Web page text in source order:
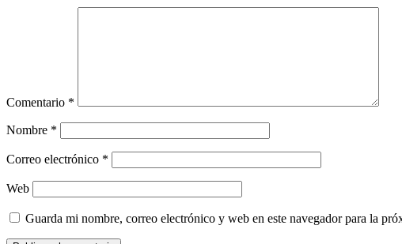
Comentario *
Nombre *
Correo electrónico *
Web
Guarda mi nombre, correo electrónico y web en este navegador para la